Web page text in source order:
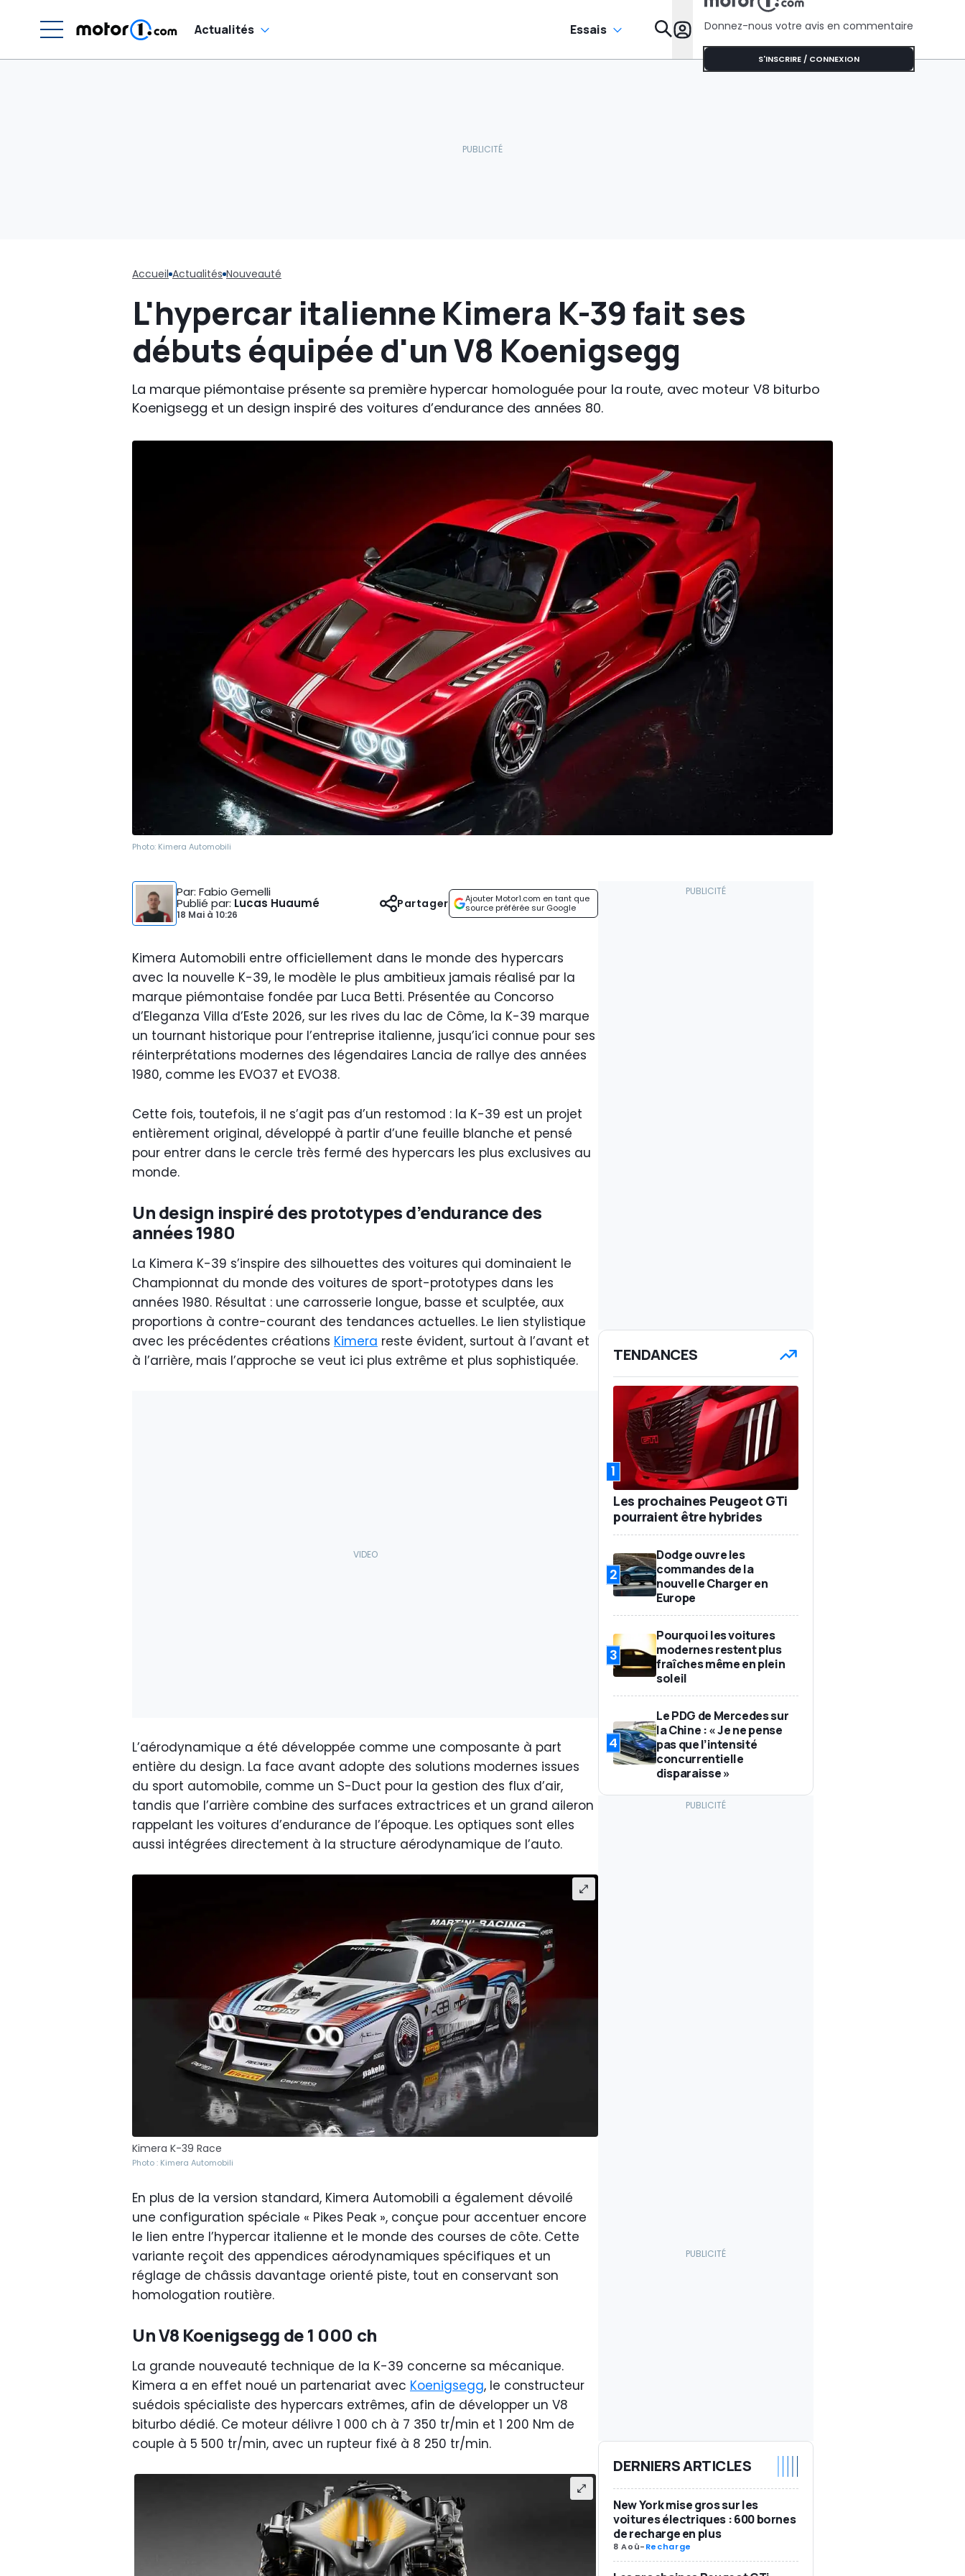
Actualités Essais Donnez-nous votre avis en commentaire
S'INSCRIRE / CONNEXION
Accueil Actualités Nouveauté
L'hypercar italienne Kimera K-39 fait ses
débuts équipée d'un V8 Koenigsegg
La marque piémontaise présente sa première hypercar homologuée pour la route, avec moteur V8 biturbo
Koenigsegg et un design inspiré des voitures d’endurance des années 80.
Photo: Kimera Automobili
Par: Fabio Gemelli
Publié par: Lucas Huaumé
18 Mai à 10:26
Ajouter Motor1.com en tant que
source préférée sur Google
Partager
Kimera Automobili entre officiellement dans le monde des hypercars
avec la nouvelle K-39, le modèle le plus ambitieux jamais réalisé par la
marque piémontaise fondée par Luca Betti. Présentée au Concorso
d’Eleganza Villa d’Este 2026, sur les rives du lac de Côme, la K-39 marque
un tournant historique pour l’entreprise italienne, jusqu’ici connue pour ses
réinterprétations modernes des légendaires Lancia de rallye des années
1980, comme les EVO37 et EVO38.
Cette fois, toutefois, il ne s’agit pas d’un restomod : la K-39 est un projet
entièrement original, développé à partir d’une feuille blanche et pensé
pour entrer dans le cercle très fermé des hypercars les plus exclusives au
monde.
Un design inspiré des prototypes d’endurance des
années 1980
La Kimera K-39 s’inspire des silhouettes des voitures qui dominaient le
Championnat du monde des voitures de sport-prototypes dans les
années 1980. Résultat : une carrosserie longue, basse et sculptée, aux
proportions à contre-courant des tendances actuelles. Le lien stylistique
avec les précédentes créations Kimera reste évident, surtout à l’avant et
à l’arrière, mais l’approche se veut ici plus extrême et plus sophistiquée.
L’aérodynamique a été développée comme une composante à part
entière du design. La face avant adopte des solutions modernes issues
du sport automobile, comme un S-Duct pour la gestion des flux d’air,
tandis que l’arrière combine des surfaces extractrices et un grand aileron
rappelant les voitures d’endurance de l’époque. Les optiques sont elles
aussi intégrées directement à la structure aérodynamique de l’auto.
Kimera K-39 Race
Photo : Kimera Automobili
En plus de la version standard, Kimera Automobili a également dévoilé
une configuration spéciale « Pikes Peak », conçue pour accentuer encore
le lien entre l’hypercar italienne et le monde des courses de côte. Cette
variante reçoit des appendices aérodynamiques spécifiques et un
réglage de châssis davantage orienté piste, tout en conservant son
homologation routière.
Un V8 Koenigsegg de 1 000 ch
La grande nouveauté technique de la K-39 concerne sa mécanique.
Kimera a en effet noué un partenariat avec Koenigsegg, le constructeur
suédois spécialiste des hypercars extrêmes, afin de développer un V8
biturbo dédié. Ce moteur délivre 1 000 ch à 7 350 tr/min et 1 200 Nm de
couple à 5 500 tr/min, avec un rupteur fixé à 8 250 tr/min.
TENDANCES
1
Les prochaines Peugeot GTi
pourraient être hybrides
2
Dodge ouvre les
commandes de la
nouvelle Charger en
Europe
3
Pourquoi les voitures
modernes restent plus
fraîches même en plein
soleil
4
Le PDG de Mercedes sur
la Chine : « Je ne pense
pas que l’intensité
concurrentielle
disparaisse »
DERNIERS ARTICLES
New York mise gros sur les
voitures électriques : 600 bornes
de recharge en plus
8 Aoû-Recharge